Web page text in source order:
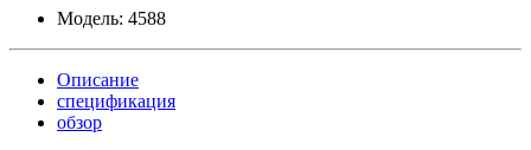
Модель: 4588
Описание
спецификация
обзор